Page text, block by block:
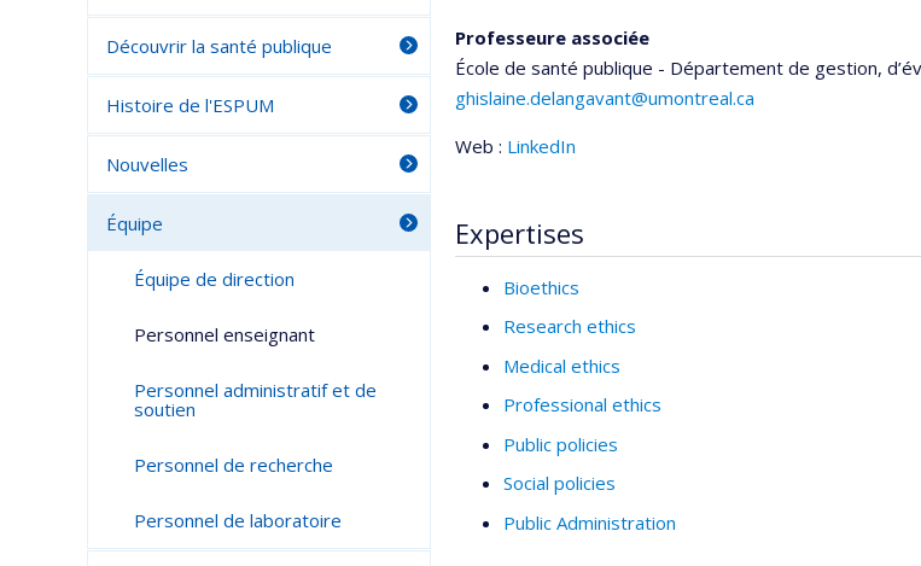
Professeure associée
École de santé publique - Département de gestion,
ghislaine.delangavant@umontreal.ca
Web : LinkedIn
Expertises
Bioethics
Research ethics
Medical ethics
Professional ethics
Public policies
Social policies
Public Administration
Découvrir la santé publique
Histoire de l'ESPUM
Nouvelles
Équipe
Équipe de direction
Personnel enseignant
Personnel administratif et de
soutien
Personnel de recherche
Personnel de laboratoire